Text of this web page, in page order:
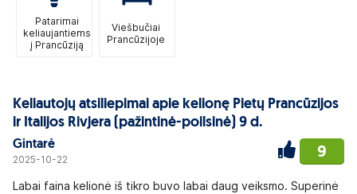
Patarimai
keliaujantiems
į Prancūziją
Viešbučiai
Prancūzijoje
Keliautojų atsiliepimai apie kelionę Pietų Prancūzijos
ir Italijos Rivjera (pažintinė-poilsinė) 9 d.
Gintarė
2025-10-22 9
Labai faina kelionė iš tikro buvo labai daug veiksmo. Superinė